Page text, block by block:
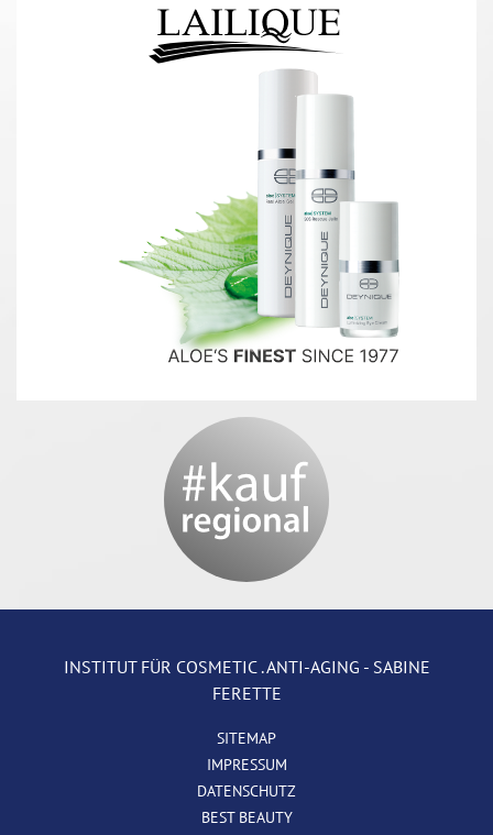
INSTITUT FÜR COSMETIC . ANTI-AGING - SABINE
FERETTE
SITEMAP
IMPRESSUM
DATENSCHUTZ
BEST BEAUTY